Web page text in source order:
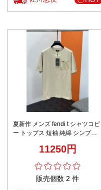
夏新作 メンズ fendi t シャツコピ
ー トップス 短袖 純綿 シンプル
11250円
販売個数 2 件